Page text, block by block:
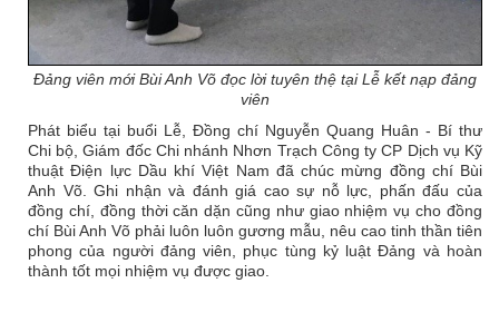
Đảng viên mới Bùi Anh Võ đọc lời tuyên thệ tại Lễ kết nạp đảng
viên
Phát biểu tại buổi Lễ, Đồng chí Nguyễn Quang Huân - Bí thư
Chi bộ, Giám đốc Chi nhánh Nhơn Trạch Công ty CP Dịch vụ Kỹ
thuật Điện lực Dầu khí Việt Nam đã chúc mừng đồng chí Bùi
Anh Võ. Ghi nhận và đánh giá cao sự nỗ lực, phấn đấu của
đồng chí, đồng thời căn dặn cũng như giao nhiệm vụ cho đồng
chí Bùi Anh Võ phải luôn luôn gương mẫu, nêu cao tinh thần tiên
phong của người đảng viên, phục tùng kỷ luật Đảng và hoàn
thành tốt mọi nhiệm vụ được giao.